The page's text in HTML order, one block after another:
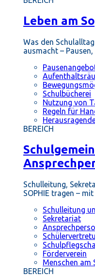
Leben am
Was den
ausmacht –
Schulbücherei
Nutzung von
Regeln für
BEREICH
Schulleitung,
SOPHIE tragen –
Schulleitung
Sekretariat
Förderverein
Menschen am
BEREICH